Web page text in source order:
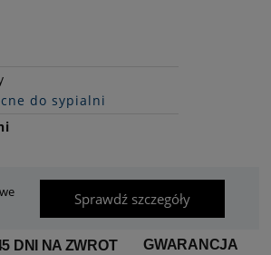
do sypialni
Sprawdź szczegóły
DNI NA ZWROT GWARANCJA